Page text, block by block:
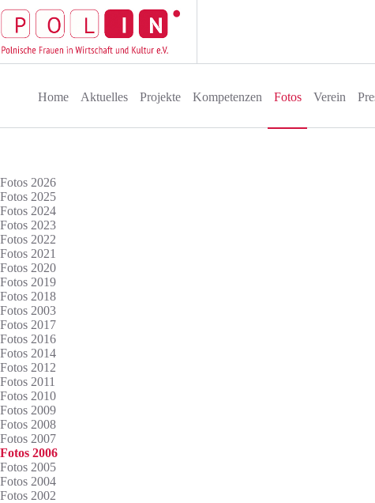
Zum
Inhalt
springen
Home Aktuelles Projekte Kompetenzen Fotos Verein
Frauenmesse
Fotos 2026
Fotos 2025
Fotos 2024
Fotos 2023
Fotos 2022
Fotos 2021
Fotos 2020
Fotos 2019
Fotos 2018
Fotos 2003
Fotos 2017
Fotos 2016
Fotos 2014
Fotos 2012
Fotos 2011
Fotos 2010
Fotos 2009
Fotos 2008
Fotos 2007
Fotos 2006
Fotos 2005
Fotos 2004
Fotos 2002